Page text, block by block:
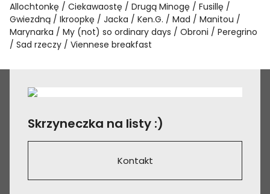
Allochtonkę Ciekawaostę Drugą Minogę
Fusillę
Gwiezdną
Ikroopkę Jacka Ken.G. Mad
Manitou
Marynarka
My (not) so ordinary days Obroni
Peregrino
Sad rzeczy
Viennese breakfast
Skrzyneczka na listy :)
Kontakt